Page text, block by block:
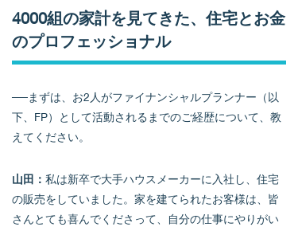
4000組の家計を見てきた、住宅とお金
のプロフェッショナル
──まずは、お2人がファイナンシャルプランナー（以
下、FP）として活動されるまでのご経歴について、教
えてください。
山田： 私は新卒で大手ハウスメーカーに入社し、住宅
の販売をしていました。家を建てられたお客様は、皆
さんとても喜んでくださって、自分の仕事にやりがい